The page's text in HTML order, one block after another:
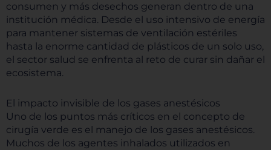
consumen y más desechos generan dentro de una
institución médica. Desde el uso intensivo de energía
para mantener sistemas de ventilación estériles
hasta la enorme cantidad de plásticos de un solo uso,
el sector salud se enfrenta al reto de curar sin dañar el
ecosistema.
El impacto invisible de los gases anestésicos
Uno de los puntos más críticos en el concepto de
cirugía verde es el manejo de los gases anestésicos.
Muchos de los agentes inhalados utilizados en